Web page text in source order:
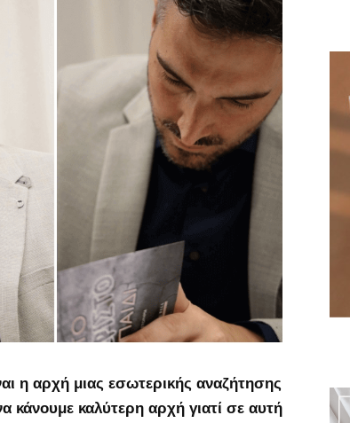
η αρχή μιας εσωτερικής αναζήτησης
κάνουμε καλύτερη αρχή γιατί σε αυτή